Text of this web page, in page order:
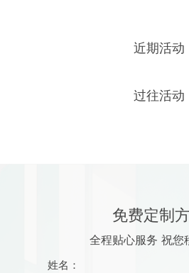
近期活动
过往活动
免费定制
全程贴心服务 祝您
姓名：